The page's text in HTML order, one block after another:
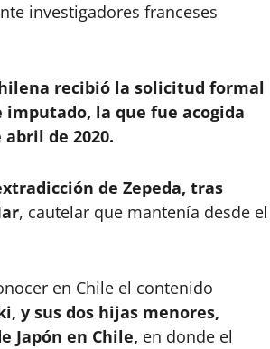
investigadores franceses
recibió la solicitud formal
la que fue acogida
de 2020.
de Zepeda, tras
, cautelar que mantenía desde el
en Chile el contenido
y sus dos hijas menores,
Japón en Chile, en donde el